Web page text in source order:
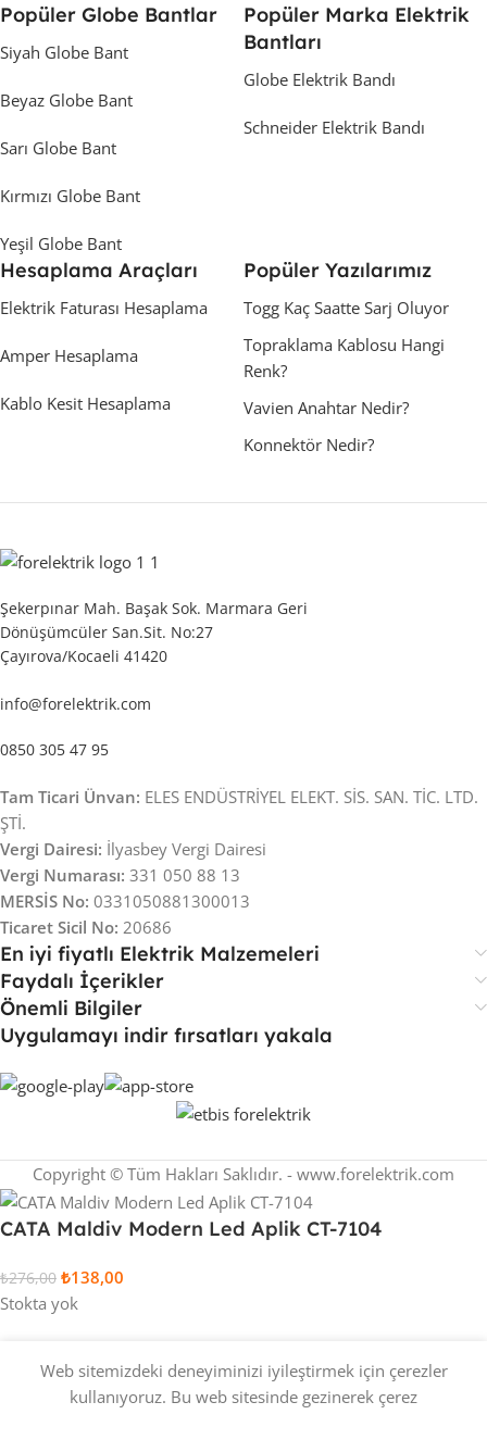
Popüler Globe Bantlar
Siyah Globe Bant
Beyaz Globe Bant
Sarı Globe Bant
Kırmızı Globe Bant
Yeşil Globe Bant
Popüler Marka Elektrik
Bantları
Globe Elektrik Bandı
Schneider Elektrik Bandı
Hesaplama Araçları
Elektrik Faturası Hesaplama
Amper Hesaplama
Kablo Kesit Hesaplama
Popüler Yazılarımız
Togg Kaç Saatte Sarj Oluyor
Topraklama Kablosu Hangi
Renk?
Vavien Anahtar Nedir?
Konnektör Nedir?
Şekerpınar Mah. Başak Sok. Marmara Geri
Dönüşümcüler San.Sit. No:27
Çayırova/Kocaeli 41420
info@forelektrik.com
0850 305 47 95
Tam Ticari Ünvan: ELES ENDÜSTRİYEL ELEKT. SİS. SAN. TİC. LTD.
ŞTİ.
Vergi Dairesi: İlyasbey Vergi Dairesi
Vergi Numarası: 331 050 88 13
MERSİS No: 0331050881300013
Ticaret Sicil No: 20686
En iyi fiyatlı Elektrik Malzemeleri
Faydalı İçerikler
Önemli Bilgiler
Uygulamayı indir fırsatları yakala
Copyright © Tüm Hakları Saklıdır. - www.forelektrik.com
Web sitemizdeki deneyiminizi iyileştirmek için çerezler
kullanıyoruz. Bu web sitesinde gezinerek çerez
CATA Maldiv Modern Led Aplik CT-7104
₺276,00 ₺138,00
Stokta yok
0
Hesabım
Whatsapp